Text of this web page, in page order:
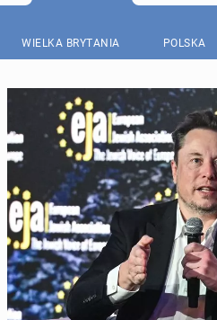
WIELKA BRYTANIA POLSKA